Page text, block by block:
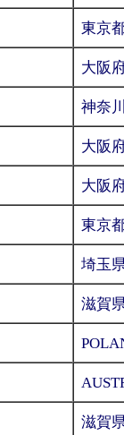
東京
大阪
神奈
大阪
大阪
東京
埼玉
滋賀
滋賀